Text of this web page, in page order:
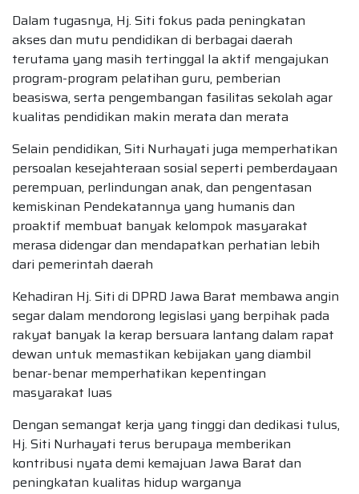
Dalam tugasnya, Hj. Siti fokus pada peningkatan
akses dan mutu pendidikan di berbagai daerah
terutama yang masih tertinggal Ia aktif mengajukan
program-program pelatihan guru, pemberian
beasiswa, serta pengembangan fasilitas sekolah agar
kualitas pendidikan makin merata dan merata
Selain pendidikan, Siti Nurhayati juga memperhatikan
persoalan kesejahteraan sosial seperti pemberdayaan
perempuan, perlindungan anak, dan pengentasan
kemiskinan Pendekatannya yang humanis dan
proaktif membuat banyak kelompok masyarakat
merasa didengar dan mendapatkan perhatian lebih
dari pemerintah daerah
Kehadiran Hj. Siti di DPRD Jawa Barat membawa angin
segar dalam mendorong legislasi yang berpihak pada
rakyat banyak Ia kerap bersuara lantang dalam rapat
dewan untuk memastikan kebijakan yang diambil
benar-benar memperhatikan kepentingan
masyarakat luas
Dengan semangat kerja yang tinggi dan dedikasi tulus,
Hj. Siti Nurhayati terus berupaya memberikan
kontribusi nyata demi kemajuan Jawa Barat dan
peningkatan kualitas hidup warganya